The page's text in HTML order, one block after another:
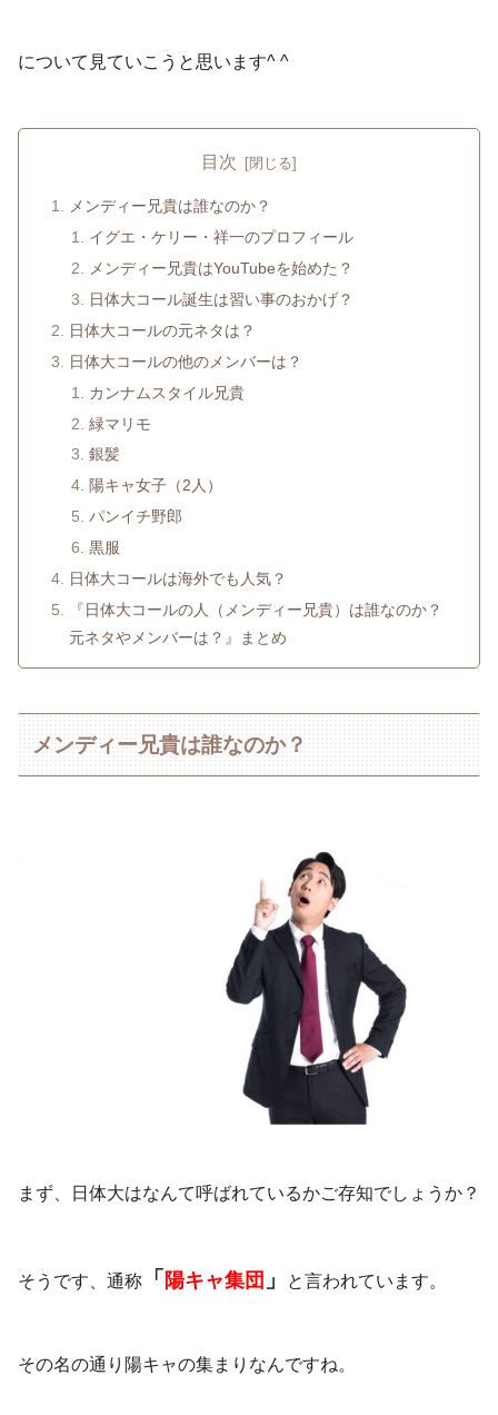
について見ていこうと思います^ ^
目次
メンディー兄貴は誰なのか？
イグエ・ケリー・祥一のプロフィール
メンディー兄貴はYouTubeを始めた？
日体大コール誕生は習い事のおかげ？
日体大コールの元ネタは？
日体大コールの他のメンバーは？
カンナムスタイル兄貴
緑マリモ
銀髪
陽キャ女子（2人）
パンイチ野郎
黒服
日体大コールは海外でも人気？
『日体大コールの人（メンディー兄貴）は誰なのか？
元ネタやメンバーは？』まとめ
メンディー兄貴は誰なのか？
まず、日体大はなんて呼ばれているかご存知でしょうか？
そうです、通称 「 陽キャ集団 」 と言われています。
その名の通り陽キャの集まりなんですね。